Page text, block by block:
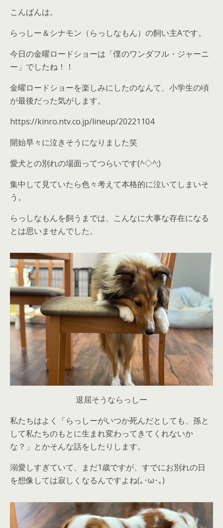
こんばんは。
らっしー＆シナモン（らっしなもん）の飼い主Aです。
今日の金曜ロードショーは「僕のワンダフル・ジャーニ
ー」でしたね！！
金曜ロードショーを楽しみにしたのなんて、小学生の頃
が最後だった気がします。
https://kinro.ntv.co.jp/lineup/20221104
開始早々に泣きそうになりました笑
愛犬との別れの場面ってつらいです(^◇^;)
集中して見ていたら色々考えて本格的に泣いてしまいそ
う。
らっしなもんを飼うまでは、こんなに大事な存在になる
とは思いませんでした。
退屈そうならっしー
私たちはよく「らっしーがいつか死んだとしても、孫と
して私たちのもとに生まれ変わってきてくれないか
な？」とかそんな話をしたりします。
溺愛しすぎていて、まだ1歳ですが、すでにお別れの日
を想像しては寂しくなるんですよね(｡･ω･｡)